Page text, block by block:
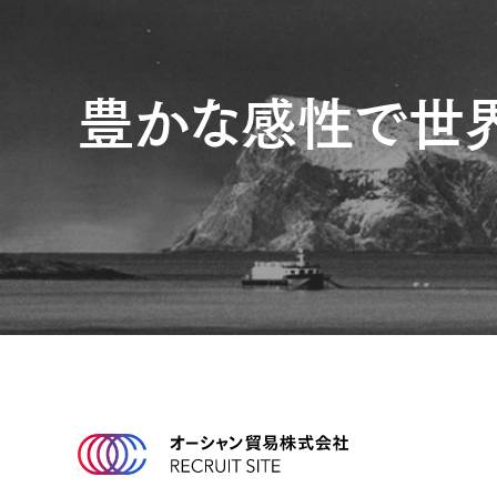
豊かな感性で世